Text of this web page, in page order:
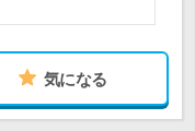
気になる